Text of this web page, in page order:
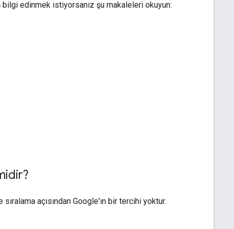
edinmek istiyorsanız şu makaleleri okuyun:
açısından Google'ın bir tercihi yoktur.